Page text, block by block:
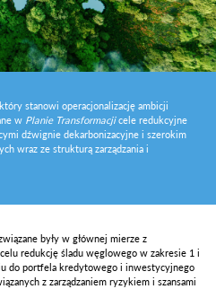
stanowi operacjonalizację ambicji
w Planie Transformacjicele redukcyjne
dźwignie dekarbonizacyjne i szerokim
wraz ze strukturą zarządzania i
były w głównej mierze z
redukcję śladu węglowego w zakresie 1 i
do portfela kredytowego i inwestycyjnego
z zarządzaniem ryzykiem i szansami